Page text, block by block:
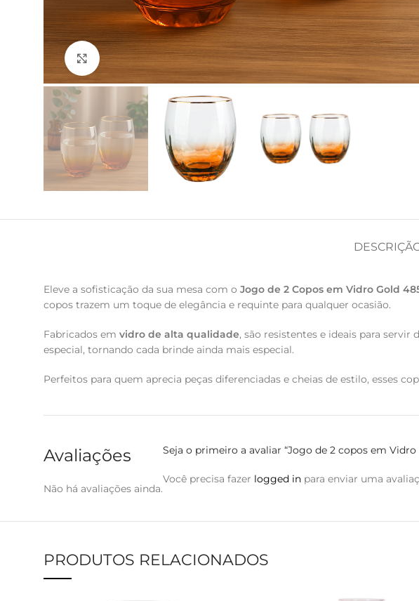
Clique para ampliar
Eleve a sofisticação da sua mesa com o Jogo de 2 Copos em Vidro Gold
copos trazem um toque de elegância e requinte para qualquer ocasião.
Fabricados em vidro de alta qualidade, são resistentes e ideais para
especial, tornando cada brinde ainda mais especial.
Perfeitos para quem aprecia peças diferenciadas e cheias de estilo, esses
Avaliações
Não há avaliações ainda.
Seja o primeiro a avaliar “Jogo de 2 copos em
Você precisa fazer logged in para enviar uma
PRODUTOS RELACIONADOS